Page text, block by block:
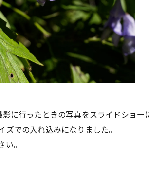
に行ったときの写真をスライドショー
での入れ込みになりました。
。